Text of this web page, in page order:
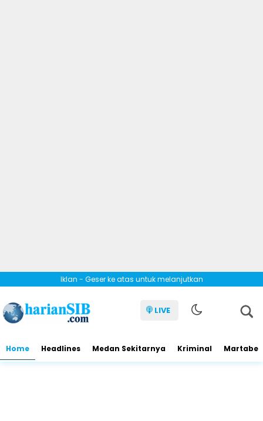
Iklan - Geser ke atas untuk melanjutkan
LIVE
Home Headlines Medan Sekitarnya Kriminal Martabe